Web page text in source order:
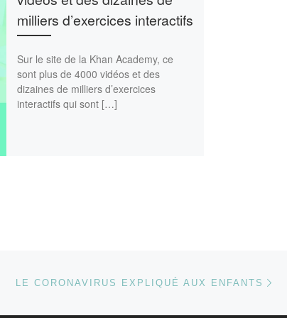
milliers d’exercices interactifs
Sur le site de la Khan Academy, ce
sont plus de 4000 vidéos et des
dizaines de milliers d’exercices
interactifs qui sont […]
LE CORONAVIRUS EXPLIQUÉ AUX ENFANTS